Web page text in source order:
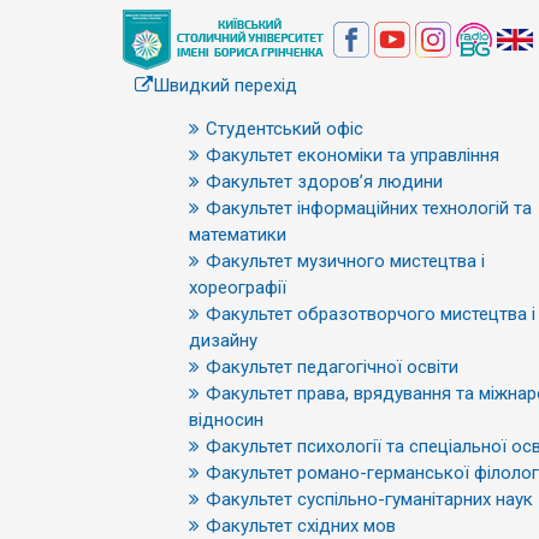
Швидкий перехід
Студентський офіс
Факультет економіки та управління
Факультет здоров’я людини
Факультет інформаційних технологій та
математики
Факультет музичного мистецтва і
хореографії
Факультет образотворчого мистецтва і
дизайну
Факультет педагогічної освіти
Факультет права, врядування та
відносин
Факультет психології та спеціальної
Факультет романо-германської
Факультет суспільно-гуманітарних наук
Факультет східних мов